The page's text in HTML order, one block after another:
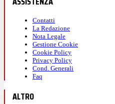
Contatti
La Redazione
Nota Legale
Gestione Cookie
Cookie Policy
Privacy Policy
Cond. Generali
Faq
ALTRO